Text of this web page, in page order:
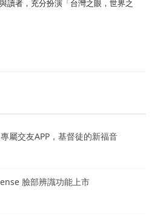
讀者，充分扮演「台灣之眼，世界之
屬交友APP，基督徒的新福音
臉部辨識功能上市